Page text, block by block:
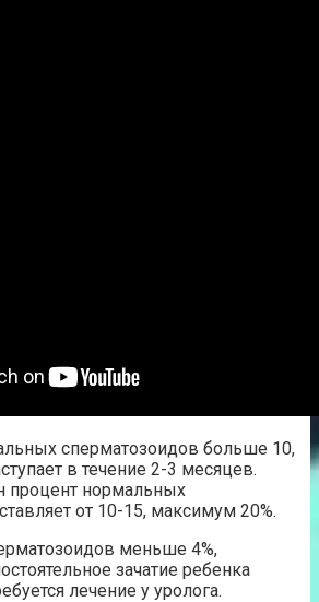
сперматозоидов больше 10,
в течение 2-3 месяцев.
нормальных
от 10-15, максимум 20%.
меньше 4%,
зачатие ребенка
лечение у уролога.